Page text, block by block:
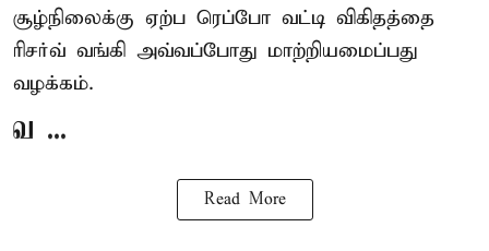
சூழ்நிலைக்கு ஏற்ப ரெப்போ வட்டி விகிதத்தை
ரிசர்வ் வங்கி அவ்வப்போது மாற்றியமைப்பது
வழக்கம்.
வ ...
Read More